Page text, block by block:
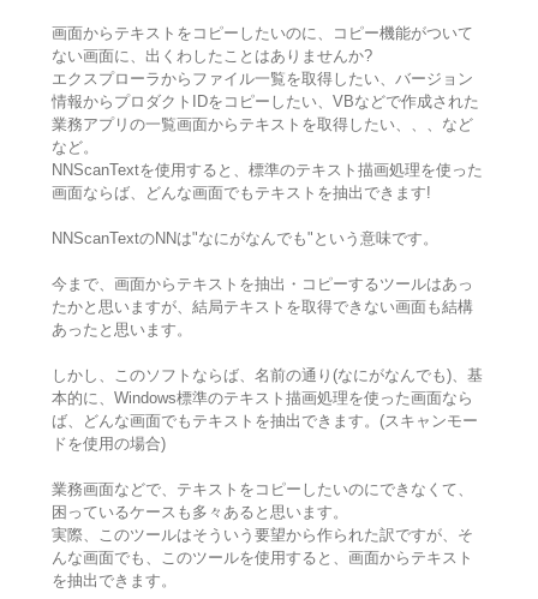
画面からテキストをコピーしたいのに、コピー機能がついて
ない画面に、出くわしたことはありませんか?
エクスプローラからファイル一覧を取得したい、バージョン
情報からプロダクトIDをコピーしたい、VBなどで作成された
業務アプリの一覧画面からテキストを取得したい、、、など
など。
NNScanTextを使用すると、標準のテキスト描画処理を使った
画面ならば、どんな画面でもテキストを抽出できます!
NNScanTextのNNは"なにがなんでも"という意味です。
今まで、画面からテキストを抽出・コピーするツールはあっ
たかと思いますが、結局テキストを取得できない画面も結構
あったと思います。
しかし、このソフトならば、名前の通り(なにがなんでも)、基
本的に、Windows標準のテキスト描画処理を使った画面なら
ば、どんな画面でもテキストを抽出できます。(スキャンモー
ドを使用の場合)
業務画面などで、テキストをコピーしたいのにできなくて、
困っているケースも多々あると思います。
実際、このツールはそういう要望から作られた訳ですが、そ
んな画面でも、このツールを使用すると、画面からテキスト
を抽出できます。